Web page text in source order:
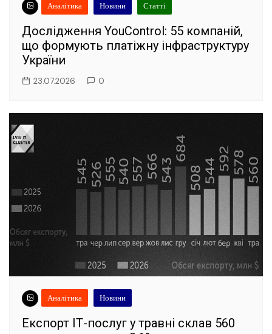
Аналітика Новини Статті
Дослідження YouControl: 55 компаній,
що формують платіжну інфраструктуру
України
23.07.2026 0
Аналітика Новини
Експорт ІТ-послуг у травні склав 560